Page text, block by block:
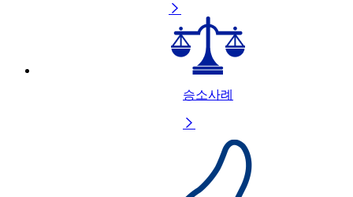

승소사례
